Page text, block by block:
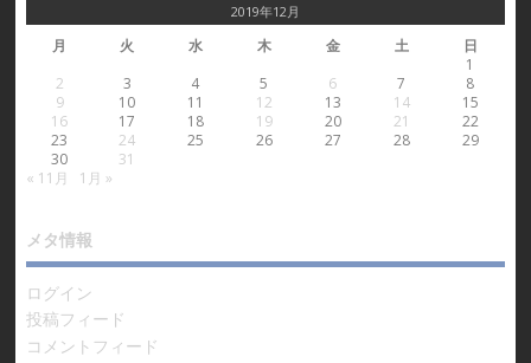
2019年12月
月 火 水 木 金 土
日
1
2
3 4 5 6 7
8
9
10 11 12 13 14
15
16
17 18 19 20 21
22
23
24 25 26 27 28
29
30
31
« 11月
1月 »
メタ情報
ログイン
投稿フィード
コメントフィード